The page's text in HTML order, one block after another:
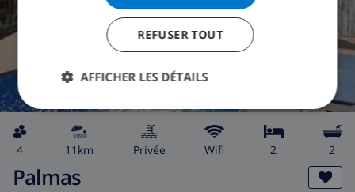
4 11km privée wifi 2 2
Palmas
REFUSER TOUT
AFFICHER LES DÉTAILS